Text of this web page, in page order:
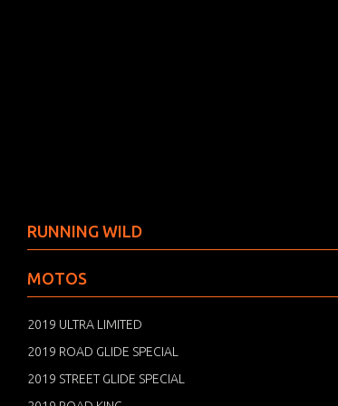
RUNNING WILD
MOTOS
2019 ULTRA LIMITED
2019 ROAD GLIDE SPECIAL
2019 STREET GLIDE SPECIAL